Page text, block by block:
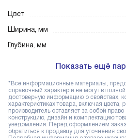
Цвет
Ширина, мм
Глубина, мм
Показать ещё
*Все информационные материалы,
справочный характер и не могут в
достоверную информацию о свойствах,
характеристиках товара, включая
производитель оставляет за собой
конструкцию, дизайн и комплектацию
уведомления. Перед оформлением
обратиться к продавцу для уточнения